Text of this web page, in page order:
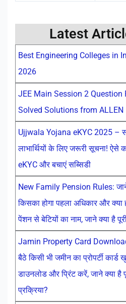
Latest
Best Engineering Colleges in
2026
JEE Main Session 2 Question
Solved Solutions from ALLEN
Ujjwala Yojana eKYC 2025 –
लाभार्थियों के लिए जरूरी सूचना! ऐसे
eKYC और बचाएं सब्सिडी
New Family Pension Rules:
किसका होगा पहला अधिकार और क्या
पेंशन से बेटियों का नाम, जाने क्या है पूरी
Jamin Property Card
बैठे किसी भी जमीन का प्रोपर्टी कार्ड
डाउनलोड और प्रिंट करें, जाने क्या है
प्रक्रिया?